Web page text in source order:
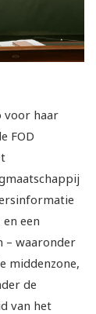
voor haar
FOD
een
– waaronder
middenzone,
de
van het